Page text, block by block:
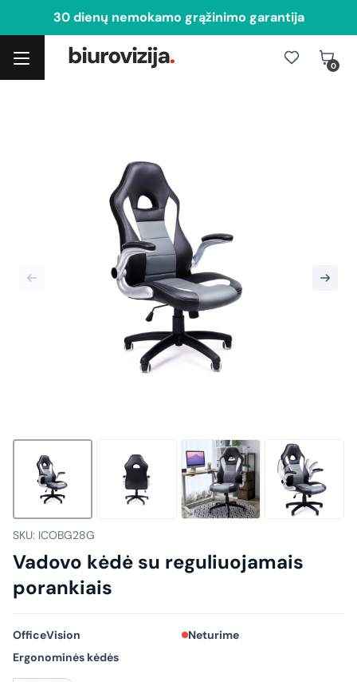
30 dienų nemokamo grąžinimo garantija
0
SKU: ICOBG28G
Vadovo kėdė su reguliuojamais
porankiais
OfficeVision
Neturime
Ergonominės kėdės